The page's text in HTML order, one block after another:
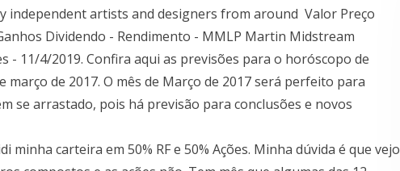
independent artists and designers from around Valor Preço
Dividendo - Rendimento - MMLP Martin Midstream
- 11/4/2019. Confira aqui as previsões para o horóscopo de
março de 2017. O mês de Março de 2017 será perfeito para
se arrastado, pois há previsão para conclusões e novos
minha carteira em 50% RF e 50% Ações. Minha dúvida é que vejo